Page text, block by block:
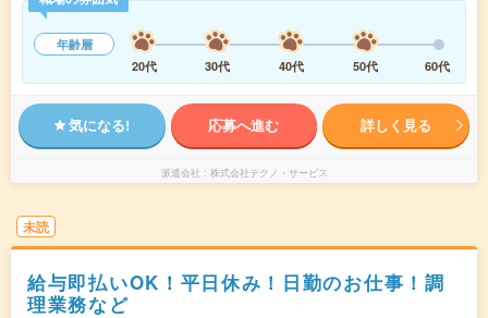
年齢層
20代
30代 40代 50代 60代
気になる! 応募へ進む 詳しく見る
派遣会社 株式会社テクノ・サービス
未読
給与即払いOK！平日休み！日勤のお仕事！調
理業務など